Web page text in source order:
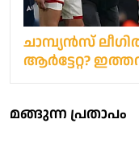
ചാമ്പ്യൻസ്
ആർട്ടേറ്റ?
മങ്ങുന്ന പ്രതാപം